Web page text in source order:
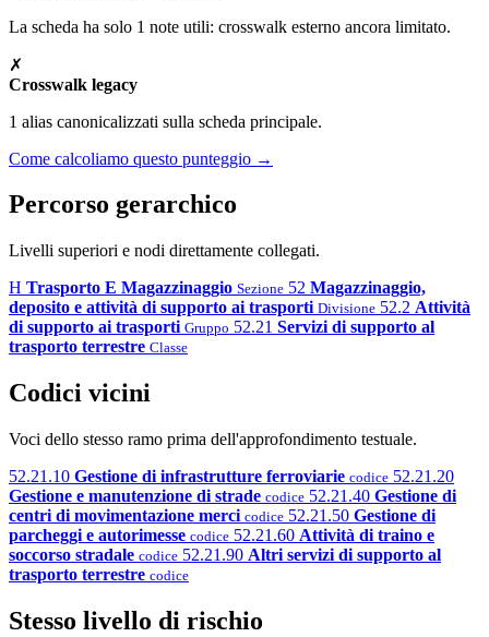
La scheda ha solo 1 note utili: crosswalk esterno ancora limitato.
✗
Crosswalk legacy
1 alias canonicalizzati sulla scheda principale.
Come calcoliamo questo punteggio →
Percorso gerarchico
Livelli superiori e nodi direttamente collegati.
H Trasporto E Magazzinaggio Sezione 52 Magazzinaggio,
deposito e attività di supporto ai trasporti Divisione 52.2 Attività
di supporto ai trasporti Gruppo 52.21 Servizi di supporto al
trasporto terrestre Classe
Codici vicini
Voci dello stesso ramo prima dell'approfondimento testuale.
52.21.10 Gestione di infrastrutture ferroviarie codice 52.21.20
Gestione e manutenzione di strade codice 52.21.40 Gestione di
centri di movimentazione merci codice 52.21.50 Gestione di
parcheggi e autorimesse codice 52.21.60 Attività di traino e
soccorso stradale codice 52.21.90 Altri servizi di supporto al
trasporto terrestre codice
Stesso livello di rischio